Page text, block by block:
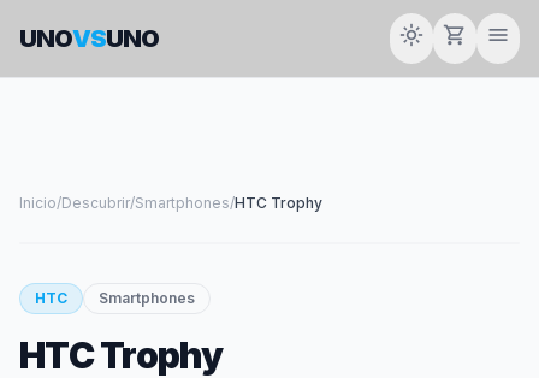
UNOVSUNO light_mode shopping_cart menu
Inicio/Descubrir/Smartphones/HTC Trophy
smartphone
HTC
HTC Smartphones
HTC Trophy